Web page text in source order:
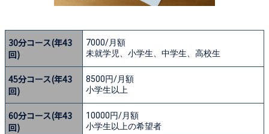
30分コース(年43
回)
7000/月額
未就学児、小学生、中学生、高校生
45分コース(年43
回)
8500円/月額
小学生以上
60分コース(年43
回)
10000円/月額
小学生以上の希望者